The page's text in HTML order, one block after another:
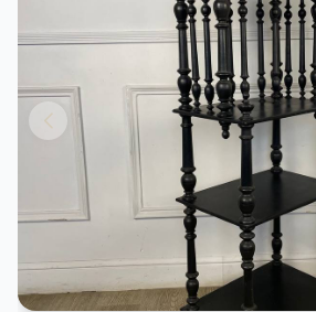
РЕСТАВРАЦИЯ
КУРСЫ ПО РЕСТАВРАЦИИ
КОНТАКТЫ
ДОСТАВКА И ОПЛАТА